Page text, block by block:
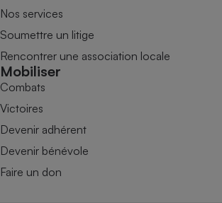
Nos services
Soumettre un litige
Rencontrer une association locale
Mobiliser
Combats
Victoires
Devenir adhérent
Devenir bénévole
Faire un don